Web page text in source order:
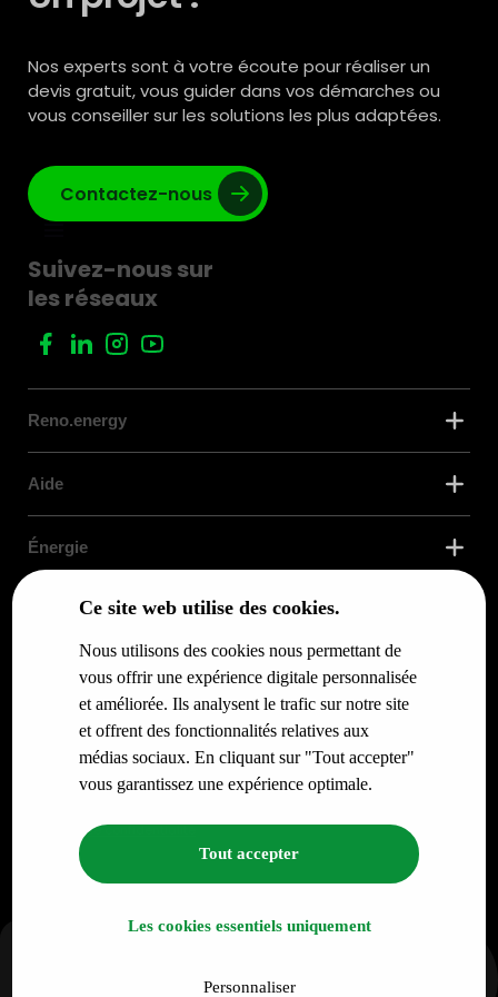
Ce site web utilise des cookies.
Nous utilisons des cookies nous permettant de
vous offrir une expérience digitale personnalisée
et améliorée. Ils analysent le trafic sur notre site
et offrent des fonctionnalités relatives aux
médias sociaux. En cliquant sur "Tout accepter"
vous garantissez une expérience optimale.
Tout accepter
Les cookies essentiels uniquement
Personnaliser
Nos experts sont à votre écoute pour réaliser un
devis gratuit, vous guider dans vos démarches ou
vous conseiller sur les solutions les plus adaptées.
Contactez-nous
Suivez-nous sur
les réseaux
Reno.energy
Aide
Énergie
Confort Thermique
Services
Infos pour
Politique de confidentialité